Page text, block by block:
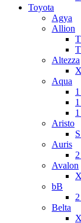
Toyota
Agya
Allion
Altezza
Aqua
Aristo
Auris
Avalon
bB
Belta